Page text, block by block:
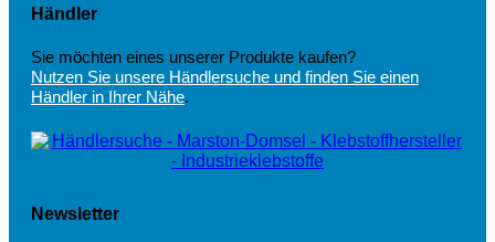
Händler
Sie möchten eines unserer Produkte kaufen?
Nutzen Sie unsere Händlersuche und finden Sie einen
Händler in Ihrer Nähe.
Newsletter